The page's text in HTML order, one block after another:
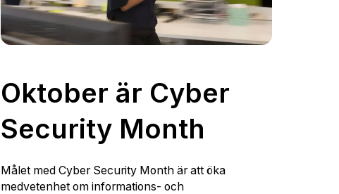
Oktober är Cyber
Security Month
Målet medCyber Security Month är att öka
medvetenhet om informations- och